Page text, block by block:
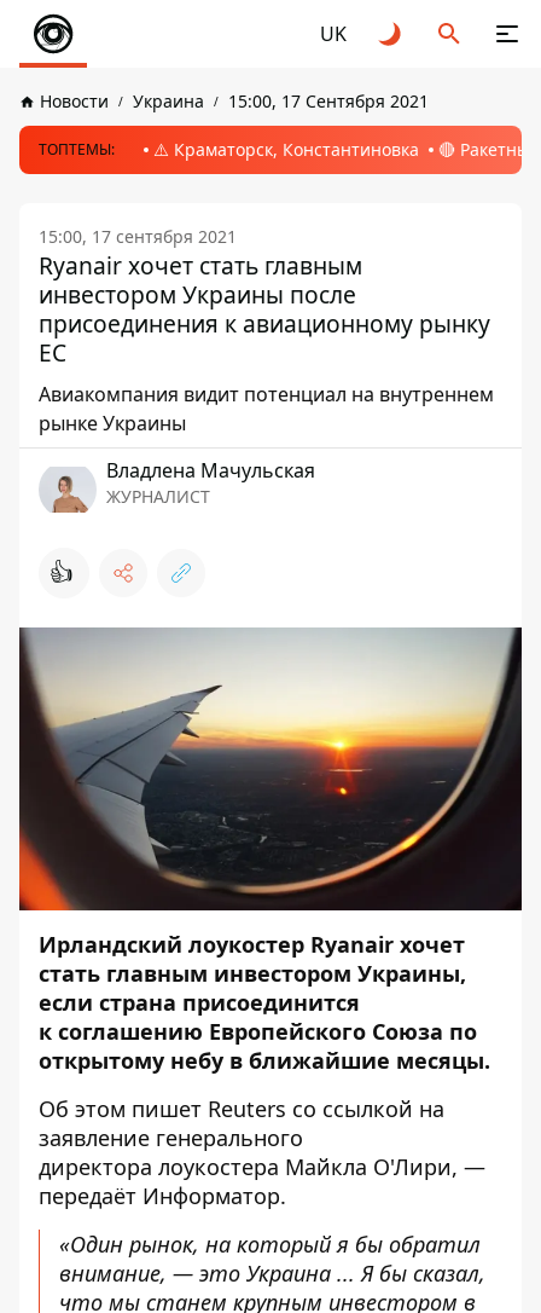
UK
Новости Украина 15:00, 17 Сентября 2021
ТОПТЕМЫ: ⚠️ Краматорск, Константиновка 🔴
15:00, 17 сентября 2021
Ryanair хочет стать главным
инвестором Украины после
присоединения к авиационному рынку
ЕС
Авиакомпания видит потенциал на внутреннем
рынке Украины
Владлена Мачульская
ЖУРНАЛИСТ
👍
Ирландский лоукостер Ryanair хочет
стать главным инвестором Украины,
если страна присоединится
к соглашению Европейского Союза по
открытому небу в ближайшие месяцы.
Об этом пишет Reuters со ссылкой на
заявление генерального
директора лоукостера Майкла О'Лири, —
передаёт Информатор.
«Один рынок, на который я бы обратил
внимание, — это Украина ... Я бы сказал,
что мы станем крупным инвестором в